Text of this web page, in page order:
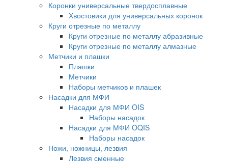
Коронки универсальные твердосплавные
Хвостовики для универсальных коронок
Круги отрезные по металлу
Круги отрезные по металлу абразивные
Круги отрезные по металлу алмазные
Метчики и плашки
Плашки
Метчики
Наборы метчиков и плашек
Насадки для МФИ
Насадки для МФИ OIS
Наборы насадок
Насадки для МФИ OQIS
Наборы насадок
Ножи, ножницы, лезвия
Лезвия сменные